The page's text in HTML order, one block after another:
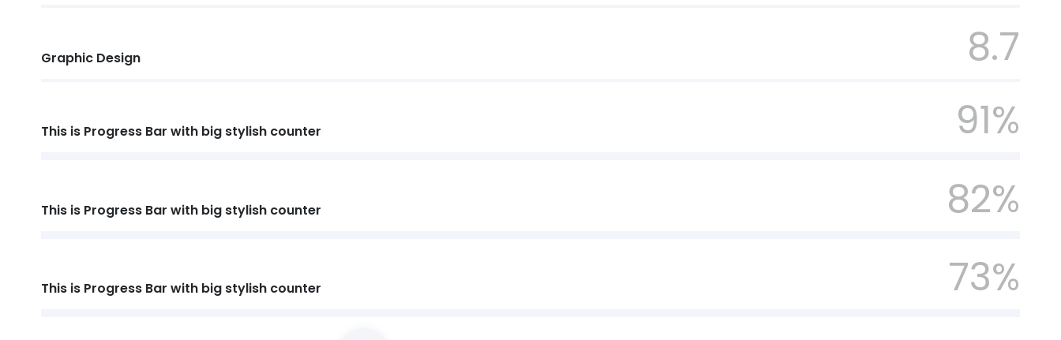
Graphic Design 8.7
This is Progress Bar with big stylish counter 91%
This is Progress Bar with big stylish counter 82%
This is Progress Bar with big stylish counter 73%